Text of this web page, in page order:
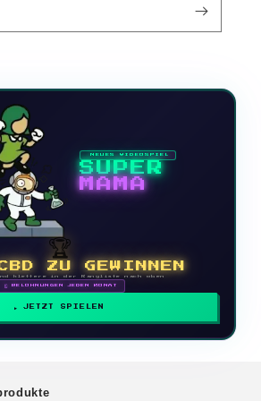
NEUES VIDEOSPIEL
SUPER
MAMA
🏆
ZU GEWINNEN
klettere in der Rangliste nach oben
🗓 BELOHNUNGEN JEDEN MONAT
JETZT SPIELEN